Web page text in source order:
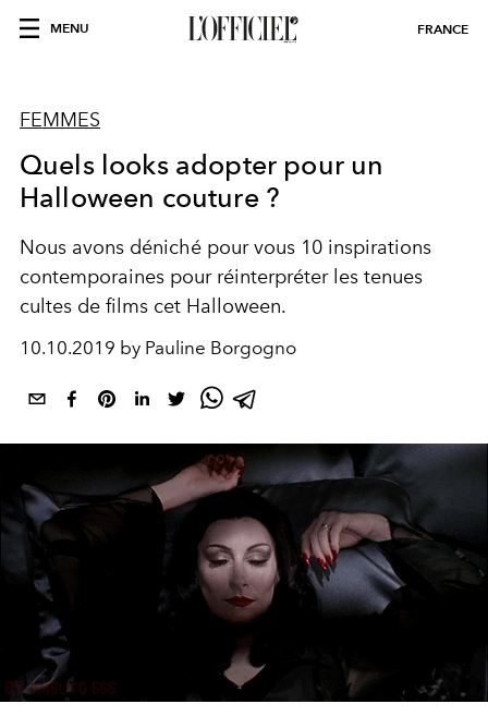
MENU FRANCE
FEMMES
Quels looks adopter pour un
Halloween couture ?
Nous avons déniché pour vous 10 inspirations
contemporaines pour réinterpréter les tenues
cultes de films cet Halloween.
10.10.2019 by Pauline Borgogno